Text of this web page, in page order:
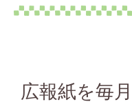
広報紙を毎